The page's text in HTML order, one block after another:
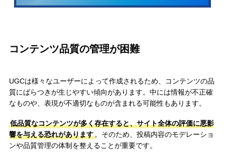
コンテンツ品質の管理が困難
UGCは様々なユーザーによって作成されるため、コンテンツの品
質にばらつきが生じやすい傾向があります。中には情報が不正確
なものや、表現が不適切なものが含まれる可能性もあります。
低品質なコンテンツが多く存在すると、サイト全体の評価に悪影
響を与える恐れがあります。そのため、投稿内容のモデレーショ
ンや品質管理の体制を整えることが重要です。